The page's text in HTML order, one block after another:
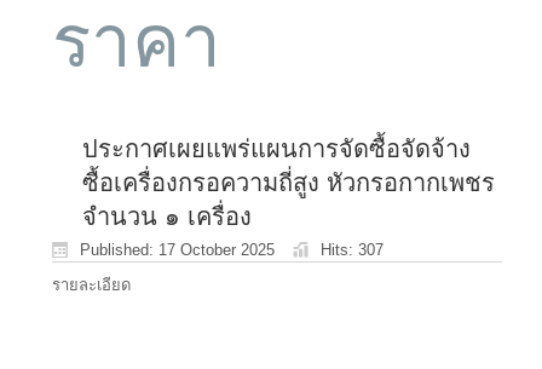
ราคา
ประกาศเผยแพร่แผนการจัดซื้อจัดจ้าง
ซื้อเครื่องกรอความถี่สูง หัวกรอกากเพชร
จำนวน ๑ เครื่อง
Published: 17 October 2025
Hits: 307
รายละเอียด